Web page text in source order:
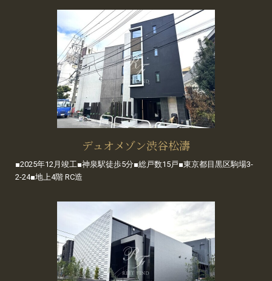
デュオメゾン渋谷松濤
■2025年12月竣工■神泉駅徒歩5分■総戸数15戸■東京都目黒区駒場3-
2-24■地上4階 RC造